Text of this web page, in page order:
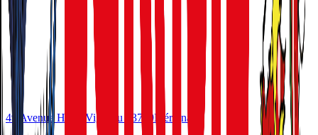
49 Avenue Henri Vigneau 33700Mérignac